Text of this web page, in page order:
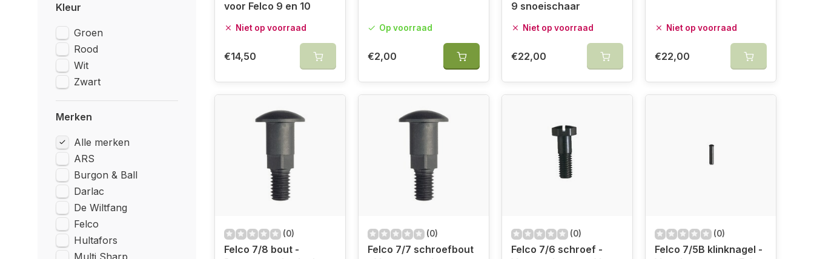
Kleur
Groen
Rood
Wit
Zwart
Merken
Alle merken
ARS
Burgon & Ball
Darlac
De Wiltfang
Felco
Hultafors
Multi Sharp
voor Felco 9 en 10
Niet op voorraad
€14,50
Op voorraad
€2,00
9 snoeischaar
Niet op voorraad
€22,00
Niet op voorraad
€22,00
(0)
Felco 7/8 bout -
(0)
Felco 7/7 schroefbout
(0)
Felco 7/6 schroef -
(0)
Felco 7/5B klinknagel -